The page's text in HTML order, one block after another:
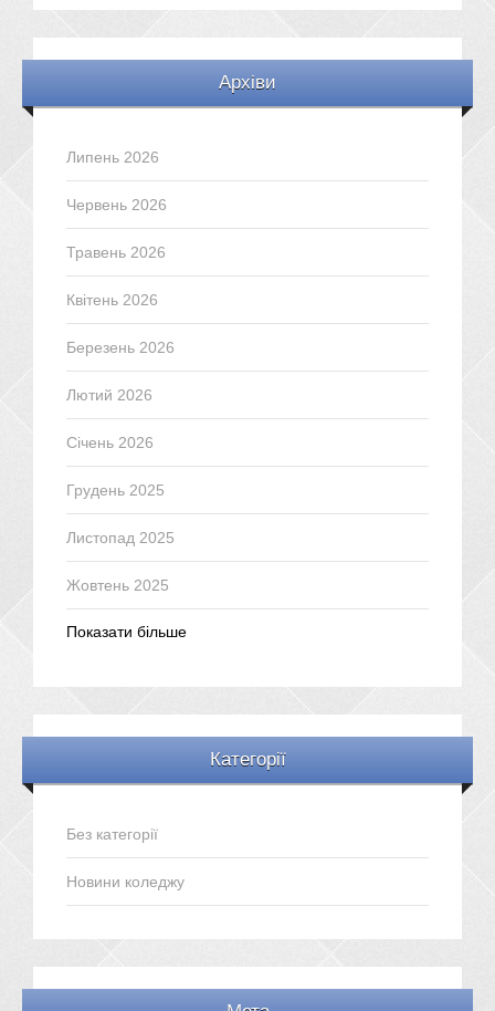
Архіви
Липень 2026
Червень 2026
Травень 2026
Квітень 2026
Березень 2026
Лютий 2026
Січень 2026
Грудень 2025
Листопад 2025
Жовтень 2025
Показати більше
Категорії
Без категорії
Новини коледжу